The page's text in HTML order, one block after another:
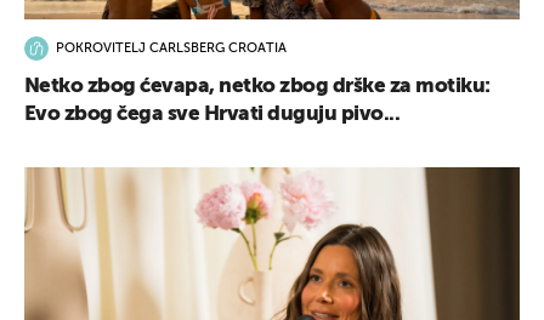
POKROVITELJ CARLSBERG CROATIA
Netko zbog ćevapa, netko zbog drške za motiku:
Evo zbog čega sve Hrvati duguju pivo...